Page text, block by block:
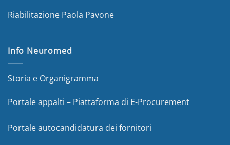
Riabilitazione Paola Pavone
Info Neuromed
Storia e Organigramma
Portale appalti – Piattaforma di E-Procurement
Portale autocandidatura dei fornitori